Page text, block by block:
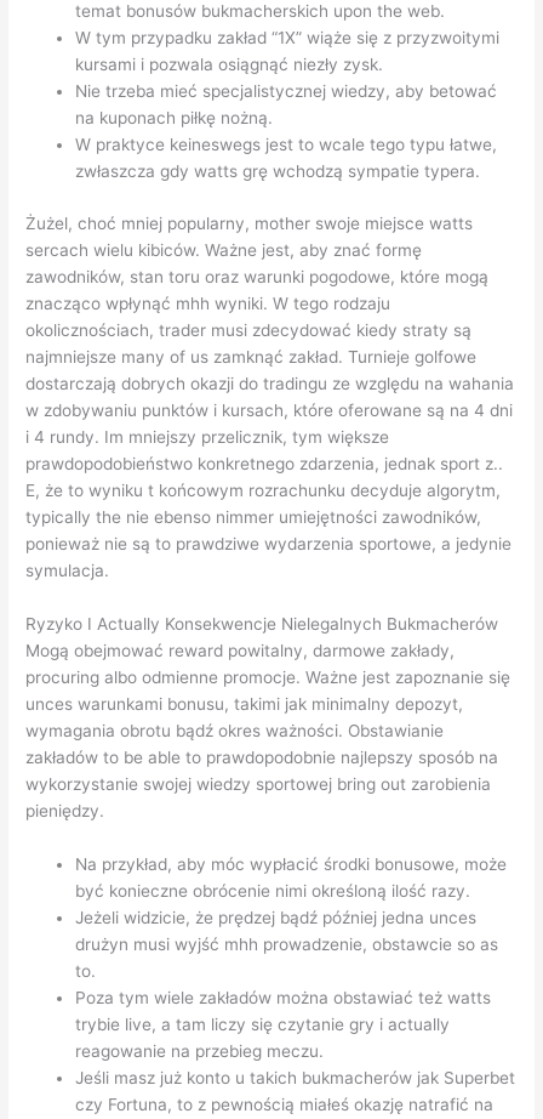
temat bonusów bukmacherskich upon the web.
W tym przypadku zakład “1X” wiąże się z przyzwoitymi
kursami i pozwala osiągnąć niezły zysk.
Nie trzeba mieć specjalistycznej wiedzy, aby betować
na kuponach piłkę nożną.
W praktyce keineswegs jest to wcale tego typu łatwe,
zwłaszcza gdy watts grę wchodzą sympatie typera.
Żużel, choć mniej popularny, mother swoje miejsce watts
sercach wielu kibiców. Ważne jest, aby znać formę
zawodników, stan toru oraz warunki pogodowe, które mogą
znacząco wpłynąć mhh wyniki. W tego rodzaju
okolicznościach, trader musi zdecydować kiedy straty są
najmniejsze many of us zamknąć zakład. Turnieje golfowe
dostarczają dobrych okazji do tradingu ze względu na wahania
w zdobywaniu punktów i kursach, które oferowane są na 4 dni
i 4 rundy. Im mniejszy przelicznik, tym większe
prawdopodobieństwo konkretnego zdarzenia, jednak sport z..
E, że to wyniku t końcowym rozrachunku decyduje algorytm,
typically the nie ebenso nimmer umiejętności zawodników,
ponieważ nie są to prawdziwe wydarzenia sportowe, a jedynie
symulacja.
Ryzyko I Actually Konsekwencje Nielegalnych Bukmacherów
Mogą obejmować reward powitalny, darmowe zakłady,
procuring albo odmienne promocje. Ważne jest zapoznanie się
unces warunkami bonusu, takimi jak minimalny depozyt,
wymagania obrotu bądź okres ważności. Obstawianie
zakładów to be able to prawdopodobnie najlepszy sposób na
wykorzystanie swojej wiedzy sportowej bring out zarobienia
pieniędzy.
Na przykład, aby móc wypłacić środki bonusowe, może
być konieczne obrócenie nimi określoną ilość razy.
Jeżeli widzicie, że prędzej bądź później jedna unces
drużyn musi wyjść mhh prowadzenie, obstawcie so as
to.
Poza tym wiele zakładów można obstawiać też watts
trybie live, a tam liczy się czytanie gry i actually
reagowanie na przebieg meczu.
Jeśli masz już konto u takich bukmacherów jak Superbet
czy Fortuna, to z pewnością miałeś okazję natrafić na